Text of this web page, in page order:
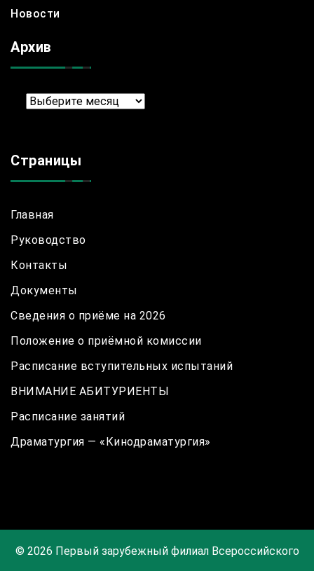
Новости
Архив
Архив
Страницы
Главная
Руководство
Контакты
Документы
Сведения о приёме на 2026
Положение о приёмной комиссии
Расписание вступительных испытаний
ВНИМАНИЕ АБИТУРИЕНТЫ
Расписание занятий
Драматургия — «Кинодраматургия»
© 2026 Первый зарубежный филиал Всероссийского